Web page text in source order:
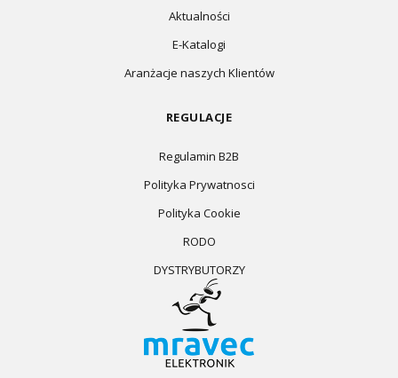
Aktualności
E-Katalogi
Aranżacje naszych Klientów
REGULACJE
Regulamin B2B
Polityka Prywatnosci
Polityka Cookie
RODO
DYSTRYBUTORZY